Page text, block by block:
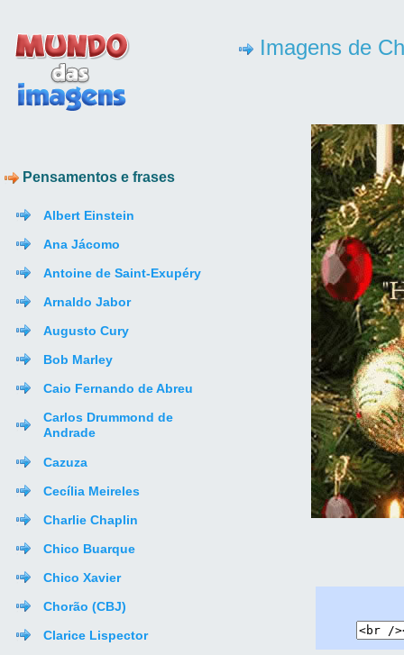
Pensamentos e frases
Albert Einstein
Ana Jácomo
Antoine de Saint-Exupéry
Arnaldo Jabor
Augusto Cury
Bob Marley
Caio Fernando de Abreu
Carlos Drummond de
Andrade
Cazuza
Cecília Meireles
Charlie Chaplin
Chico Buarque
Chico Xavier
Chorão (CBJ)
Clarice Lispector
Imagens de